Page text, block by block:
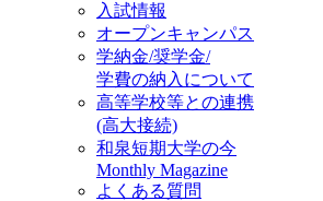
入試情報
オープンキャンパス
学納金/奨学金/
学費の納入について
高等学校等との連携
(高大接続)
和泉短期大学の今
Monthly Magazine
よくある質問